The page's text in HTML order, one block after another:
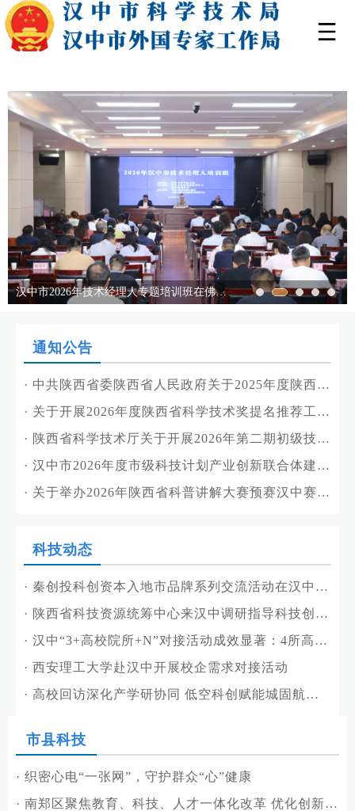
汉中市2026年技术经理人专题培训班在佛坪开班
通知公告
· 中共陕西省委陕西省人民政府关于2025年度陕西省科学技术奖励的决定
· 关于开展2026年度陕西省科学技术奖提名推荐工作的通知
· 陕西省科学技术厅关于开展2026年第二期初级技术经理人培训工作的通知
· 汉中市2026年度市级科技计划产业创新联合体建设名单的公示
· 关于举办2026年陕西省科普讲解大赛预赛汉中赛道比赛的通知
科技动态
· 秦创投科创资本入地市品牌系列交流活动在汉中举办
· 陕西省科技资源统筹中心来汉中调研指导科技创新工作
· 汉中“3+高校院所+N”对接活动成效显著：4所高校回访企业，达成多项深度合作
· 西安理工大学赴汉中开展校企需求对接活动
· 高校回访深化产学研协同 低空科创赋能城固航空产业—— 西安工业大学专家团队赴汉中企业开展回访对接
市县科技
· 织密心电“一张网”，守护群众“心”健康
· 南郑区聚焦教育、科技、人才一体化改革 优化创新生态环境